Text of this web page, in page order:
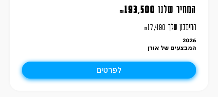
המחיר שלנו ₪193,500
החיסכון שלך ₪17,490
2026
המבצעים של אורן
לפרטים